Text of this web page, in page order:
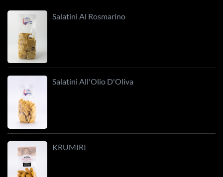
Salatini Al Rosmarino
Salatini All'Olio D'Oliva
KRUMIRI